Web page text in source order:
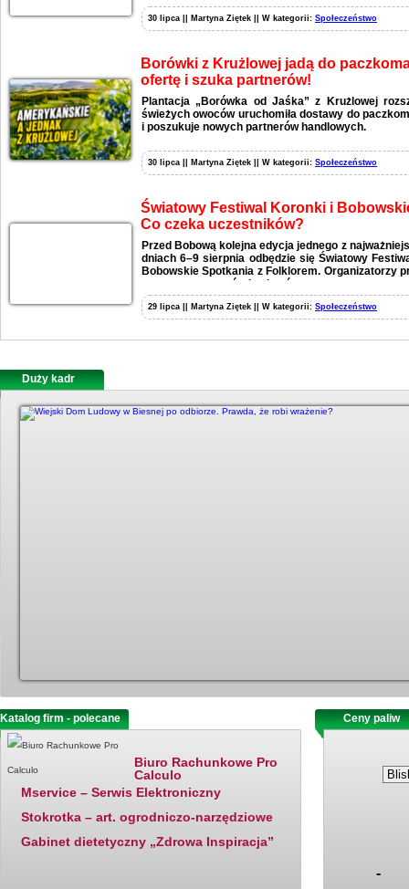
30 lipca || Martyna Ziętek || W kategorii: Społeczeństwo
Borówki z Krużlowej jadą do
ofertę i szuka partnerów!
Plantacja „Borówka od Jaśka” z Krużlowej
świeżych owoców uruchomiła dostawy do
i poszukuje nowych partnerów handlowych.
30 lipca || Martyna Ziętek || W kategorii: Społeczeństwo
Światowy Festiwal Koronki i
Co czeka uczestników?
Przed Bobową kolejna edycja jednego z
dniach 6–9 sierpnia odbędzie się Światowy
Bobowskie Spotkania z Folklorem. Organizatorzy
wystaw, warsztatów i pokazów.
29 lipca || Martyna Ziętek || W kategorii: Społeczeństwo
Duży kadr
Katalog firm - polecane
Biuro Rachunkowe Pro
Calculo
Mservice – Serwis Elektroniczny
Stokrotka – art. ogrodniczo-narzędziowe
Gabinet dietetyczny „Zdrowa Inspiracja”
Ceny paliw
-